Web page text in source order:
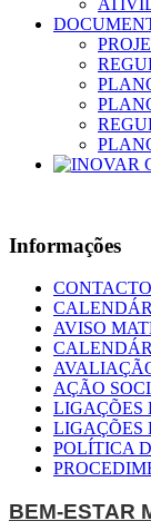
Informações
AVISO
AÇÃO
LIGAÇÕES
LIGAÇÕES
POLÍTICA
BEM-ESTAR